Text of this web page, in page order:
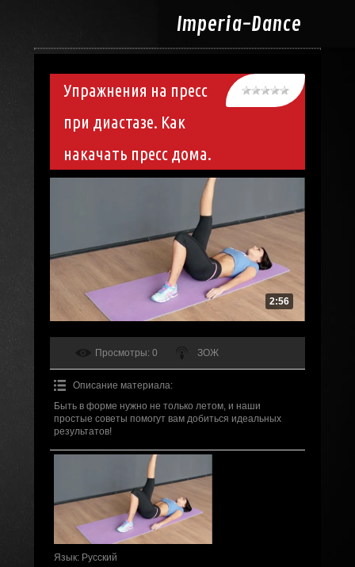
Imperia-Dance
Упражнения на пресс
при диастазе. Как
накачать пресс дома.
2:56
Просмотры: 0 ЗОЖ
Описание материала:
Быть в форме нужно не только летом, и наши
простые советы помогут вам добиться идеальных
результатов!
Язык: Русский